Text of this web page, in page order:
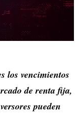
los vencimientos
de renta fija,
pueden